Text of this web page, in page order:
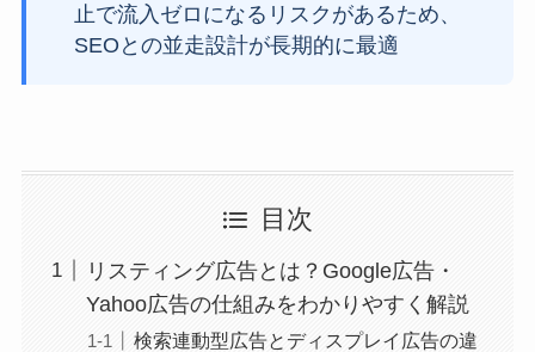
止で流入ゼロになるリスクがあるため、
SEOとの並走設計が長期的に最適
目次
リスティング広告とは？Google広告・
Yahoo広告の仕組みをわかりやすく解説
検索連動型広告とディスプレイ広告の違